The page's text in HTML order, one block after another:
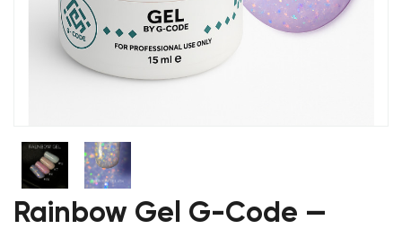
Rainbow Gel G-Code —